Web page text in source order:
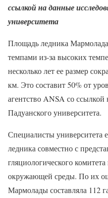
ссылкой на данные
университета
Площадь ледника
темпами из-за высоких
несколько лет ее размер
км. Это составит 50% от
агентство ANSA со ссылкой
Падуанского университета.
Специалисты университета
ледника совместно с
гляциологического
окружающей среды. По их
Мармолады составляла 112